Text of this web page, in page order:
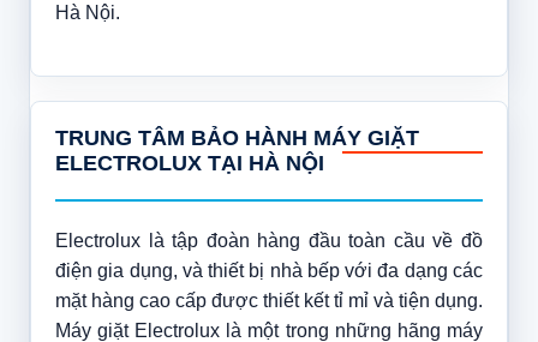
Hà Nội.
TRUNG TÂM BẢO HÀNH MÁY GIẶT
ELECTROLUX TẠI HÀ NỘI
Electrolux là tập đoàn hàng đầu toàn cầu về đồ
điện gia dụng, và thiết bị nhà bếp với đa dạng các
mặt hàng cao cấp được thiết kết tỉ mỉ và tiện dụng.
Máy giặt Electrolux là một trong những hãng máy